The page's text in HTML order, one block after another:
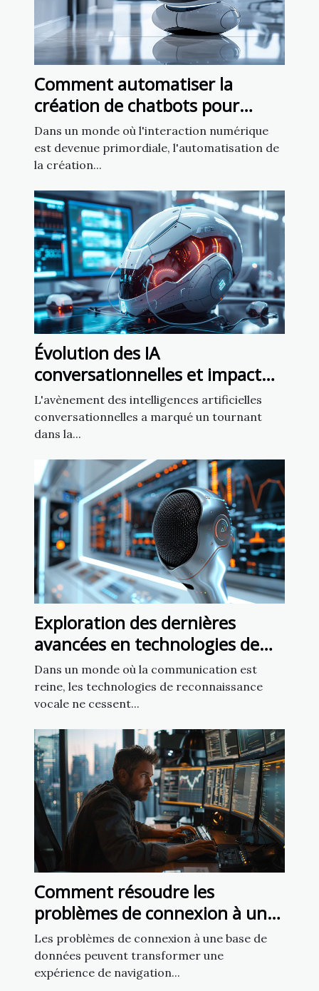
Comment automatiser la
création de chatbots pour
améliorer l'engagement client
Dans un monde où l'interaction numérique
est devenue primordiale, l'automatisation de
la création...
Évolution des IA
conversationnelles et impact
sur la liberté d'expression
L'avènement des intelligences artificielles
conversationnelles a marqué un tournant
dans la...
Exploration des dernières
avancées en technologies de
reconnaissance vocale
Dans un monde où la communication est
reine, les technologies de reconnaissance
vocale ne cessent...
Comment résoudre les
problèmes de connexion à une
base de données sur un site
web
Les problèmes de connexion à une base de
données peuvent transformer une
expérience de navigation...